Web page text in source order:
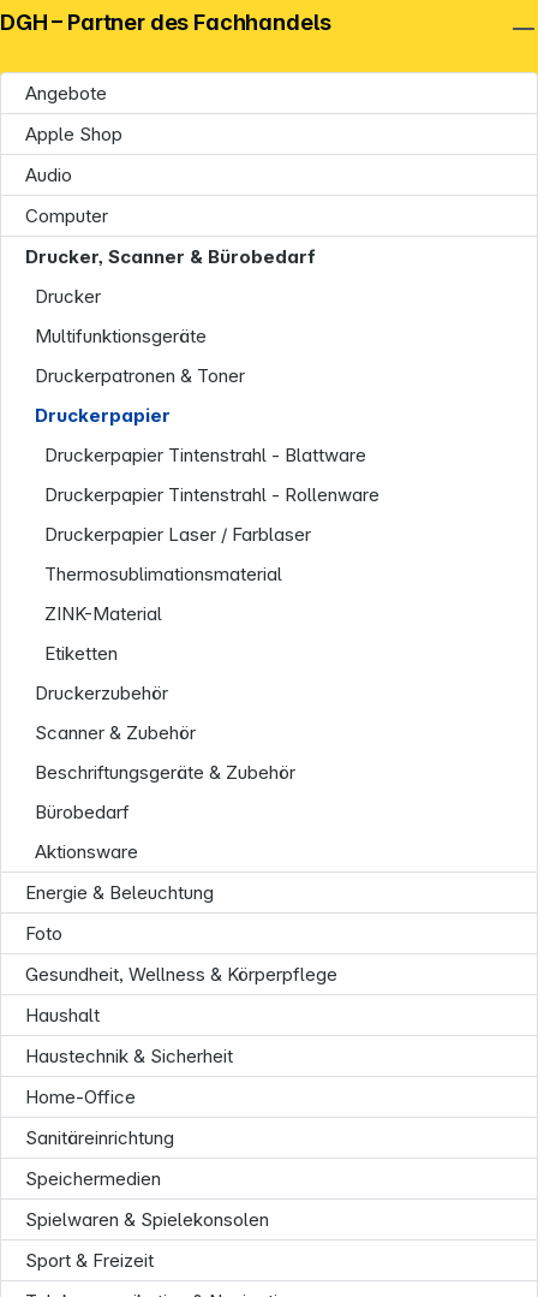
Angebote
Apple Shop
Audio
Computer
Drucker, Scanner & Bürobedarf
Drucker
Multifunktionsgeräte
Druckerpatronen & Toner
Druckerpapier
Druckerpapier Tintenstrahl - Blattware
Druckerpapier Tintenstrahl - Rollenware
Druckerpapier Laser / Farblaser
Thermosublimationsmaterial
ZINK-Material
Etiketten
Druckerzubehör
Scanner & Zubehör
Beschriftungsgeräte & Zubehör
Bürobedarf
Aktionsware
Energie & Beleuchtung
Foto
Gesundheit, Wellness & Körperpflege
Haushalt
Haustechnik & Sicherheit
Home-Office
Sanitäreinrichtung
Speichermedien
Spielwaren & Spielekonsolen
Sport & Freizeit
DGH – Partner des Fachhandels
Unternehmen